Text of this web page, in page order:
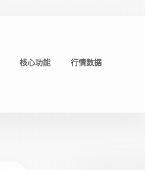
核心功能 行情数据